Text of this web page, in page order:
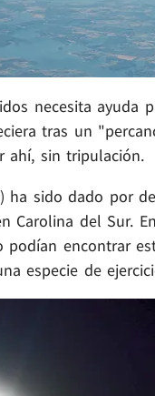
necesita ayuda
tras un
ahí, sin tripulación.
ha sido dado por
Carolina del Sur.
encontrar
especie de